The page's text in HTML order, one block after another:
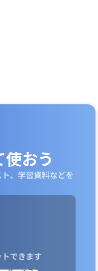
おう
、学習資料などを
できます